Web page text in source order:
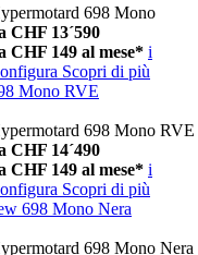
698 Mono
CHF 13´590
CHF 149 al mese* i
Scopri di più
Mono RVE
698 Mono RVE
CHF 14´490
CHF 149 al mese* i
Scopri di più
698 Mono Nera
698 Mono Nera